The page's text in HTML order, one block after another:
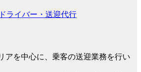
ライバー・送迎代行
アを中心に、乗客の送迎業務を行い